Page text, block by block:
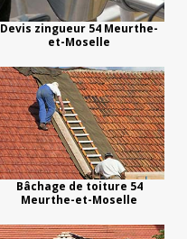
Devis zingueur 54 Meurthe-
et-Moselle
Bâchage de toiture 54
Meurthe-et-Moselle